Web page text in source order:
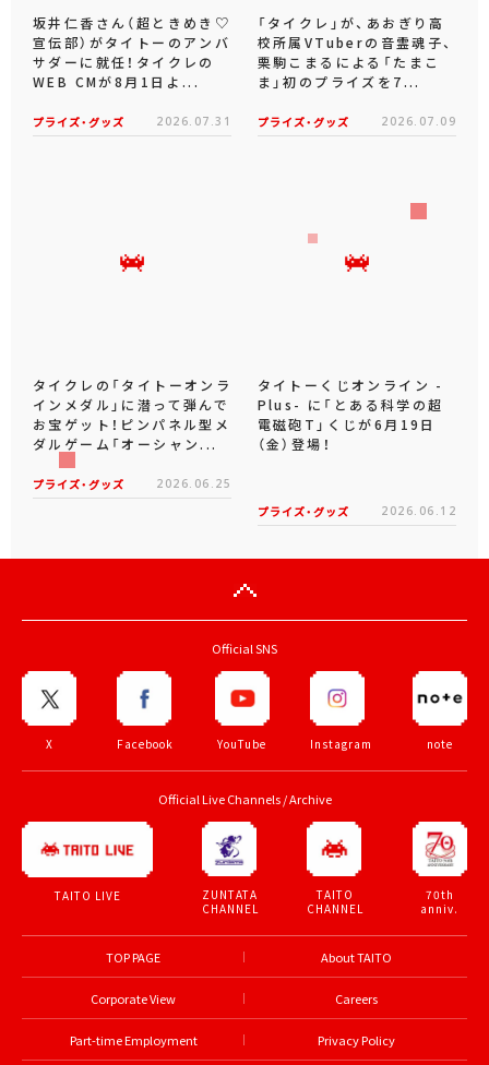
坂井仁香さん（超ときめき♡
宣伝部）がタイトーのアンバ
サダーに就任！タイクレの
WEB CMが8月1日よ...
プライズ・グッズ 2026.07.31
「タイクレ」が、あおぎり高
校所属VTuberの音霊魂子、
栗駒こまるによる「たまこ
ま」初のプライズを7...
プライズ・グッズ 2026.07.09
タイクレの「タイトーオンラ
インメダル」に潜って弾んで
お宝ゲット！ピンパネル型メ
ダルゲーム「オーシャン...
プライズ・グッズ 2026.06.25
タイトーくじオンライン -
Plus- に「とある科学の超
電磁砲T」くじが6月19日
（金）登場！
プライズ・グッズ 2026.06.12
Official SNS
X Facebook YouTube Instagram note
Official Live Channels / Archive
TAITO LIVE
ZUNTATA
CHANNEL
TAITO
CHANNEL
70th
anniv.
TOP PAGE About TAITO
Corporate View Careers
Part-time Employment Privacy Policy